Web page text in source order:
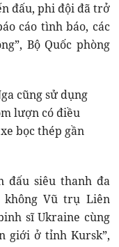
đấu, phi đội đã trở
cáo tình báo, các
Bộ Quốc phòng
cũng sử dụng
lượn có điều
bọc thép gần
đấu siêu thanh đa
không Vũ trụ Liên
sĩ Ukraine cùng
giới ở tỉnh Kursk”,